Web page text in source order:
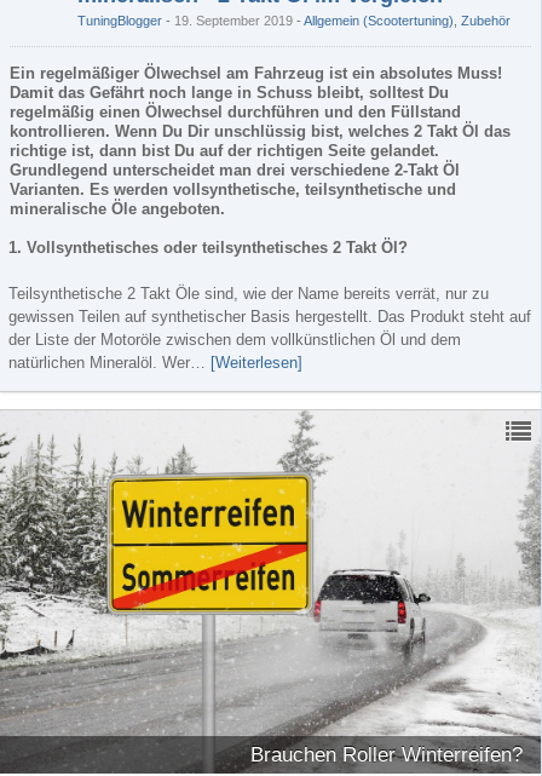
TuningBlogger 19. September 2019 - Allgemein (Scootertuning) Zubehör
Ein regelmäßiger Ölwechsel am Fahrzeug ist ein absolutes Muss!
Damit das Gefährt noch lange in Schuss bleibt, solltest Du
regelmäßig einen Ölwechsel durchführen und den Füllstand
kontrollieren. Wenn Du Dir unschlüssig bist, welches 2 Takt Öl das
richtige ist, dann bist Du auf der richtigen Seite gelandet.
Grundlegend unterscheidet man drei verschiedene 2-Takt Öl
Varianten. Es werden vollsynthetische, teilsynthetische und
mineralische Öle angeboten.
1. Vollsynthetisches oder teilsynthetisches 2 Takt Öl?
Teilsynthetische 2 Takt Öle sind, wie der Name bereits verrät, nur zu
gewissen Teilen auf synthetischer Basis hergestellt. Das Produkt steht auf
der Liste der Motoröle zwischen dem vollkünstlichen Öl und dem
natürlichen Mineralöl. Wer… [Weiterlesen]
Brauchen Roller Winterreifen?